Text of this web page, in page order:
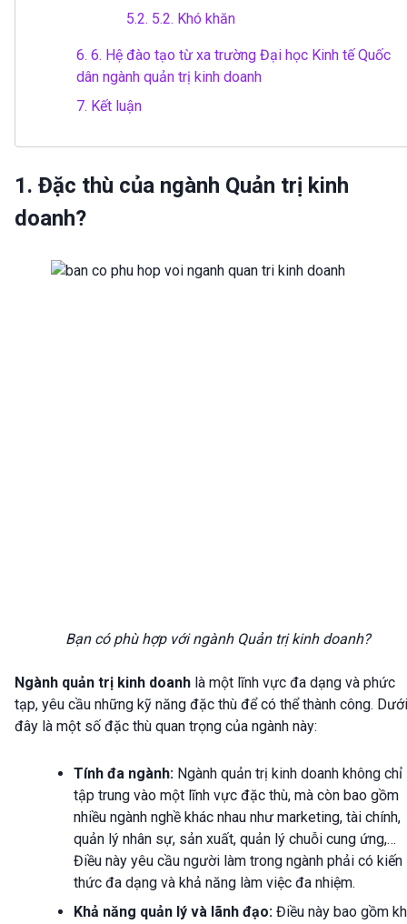
5.2. 5.2. Khó khăn
6. 6. Hệ đào tạo từ xa trường Đại học Kinh tế Quốc
dân ngành quản trị kinh doanh
7. Kết luận
1. Đặc thù của ngành Quản trị kinh
doanh?
Bạn có phù hợp với ngành Quản trị kinh doanh?
Ngành quản trị kinh doanh là một lĩnh vực đa dạng và phức
tạp, yêu cầu những kỹ năng đặc thù để có thể thành công. Dưới
đây là một số đặc thù quan trọng của ngành này:
Tính đa ngành: Ngành quản trị kinh doanh không chỉ
tập trung vào một lĩnh vực đặc thù, mà còn bao gồm
nhiều ngành nghề khác nhau như marketing, tài chính,
quản lý nhân sự, sản xuất, quản lý chuỗi cung ứng,…
Điều này yêu cầu người làm trong ngành phải có kiến
thức đa dạng và khả năng làm việc đa nhiệm.
Khả năng quản lý và lãnh đạo: Điều này bao gồm